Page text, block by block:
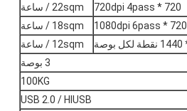
720 * 720dpi 4pass
22sqm / ساعة
720 * 1080dpi 6pass
18sqm / ساعة
12sqm / ساعة
3 بوصة
100KG
USB 2.0 / HIUSB